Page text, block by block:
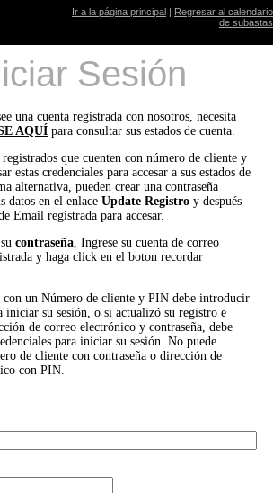
Ir a la página principal | Regresar al calendario
de subastas
Sesión
una cuenta registrada con nosotros, necesita
AQUÍ para consultar sus estados de cuenta.
que cuenten con número de cliente y
estas credenciales para accesar a sus estados de
alternativa, pueden crear una contraseña
datos en el enlaceUpdate Registro y después
Email registrada para accesar.
sucontraseña, Ingrese su cuenta de correo
y haga click en el boton recordar
con un Número de cliente y PIN debe introducir
iniciar su sesión, o si actualizó su registro e
de correo electrónico y contraseña, debe
para iniciar su sesión. No puede
de cliente con contraseña o dirección de
con PIN.